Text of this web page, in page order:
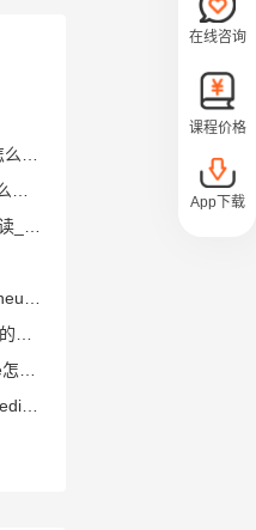
multimedia是什么意思_multimedia怎么读_音标ˌmʌltiˈmi-diə
在线咨询
课程价格
App下载